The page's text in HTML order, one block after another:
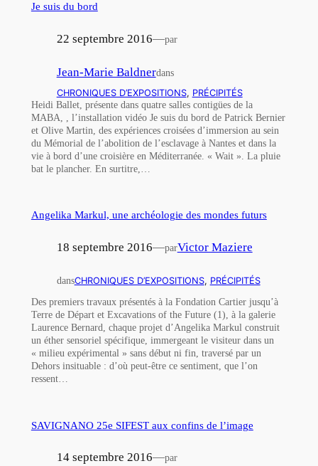
Je suis du bord
22 septembre 2016—par
Jean-Marie Baldnerdans
CHRONIQUES D’EXPOSITIONS, PRÉCIPITÉS
Heidi Ballet, présente dans quatre salles contigües de la
MABA, , l’installation vidéo Je suis du bord de Patrick Bernier
et Olive Martin, des expériences croisées d’immersion au sein
du Mémorial de l’abolition de l’esclavage à Nantes et dans la
vie à bord d’une croisière en Méditerranée. « Wait ». La pluie
bat le plancher. En surtitre,…
Angelika Markul, une archéologie des mondes futurs
18 septembre 2016—parVictor Maziere
dansCHRONIQUES D’EXPOSITIONS, PRÉCIPITÉS
Des premiers travaux présentés à la Fondation Cartier jusqu’à
Terre de Départ et Excavations of the Future (1), à la galerie
Laurence Bernard, chaque projet d’Angelika Markul construit
un éther sensoriel spécifique, immergeant le visiteur dans un
« milieu expérimental » sans début ni fin, traversé par un
Dehors insituable : d’où peut-être ce sentiment, que l’on
ressent…
SAVIGNANO 25e SIFEST aux confins de l’image
14 septembre 2016—par